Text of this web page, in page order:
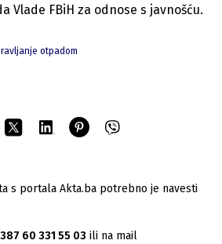
Vlade FBiH za odnose s javnošću.
otpadom
s portala Akta.ba potrebno je navesti
60 331 55 03 ili na mail